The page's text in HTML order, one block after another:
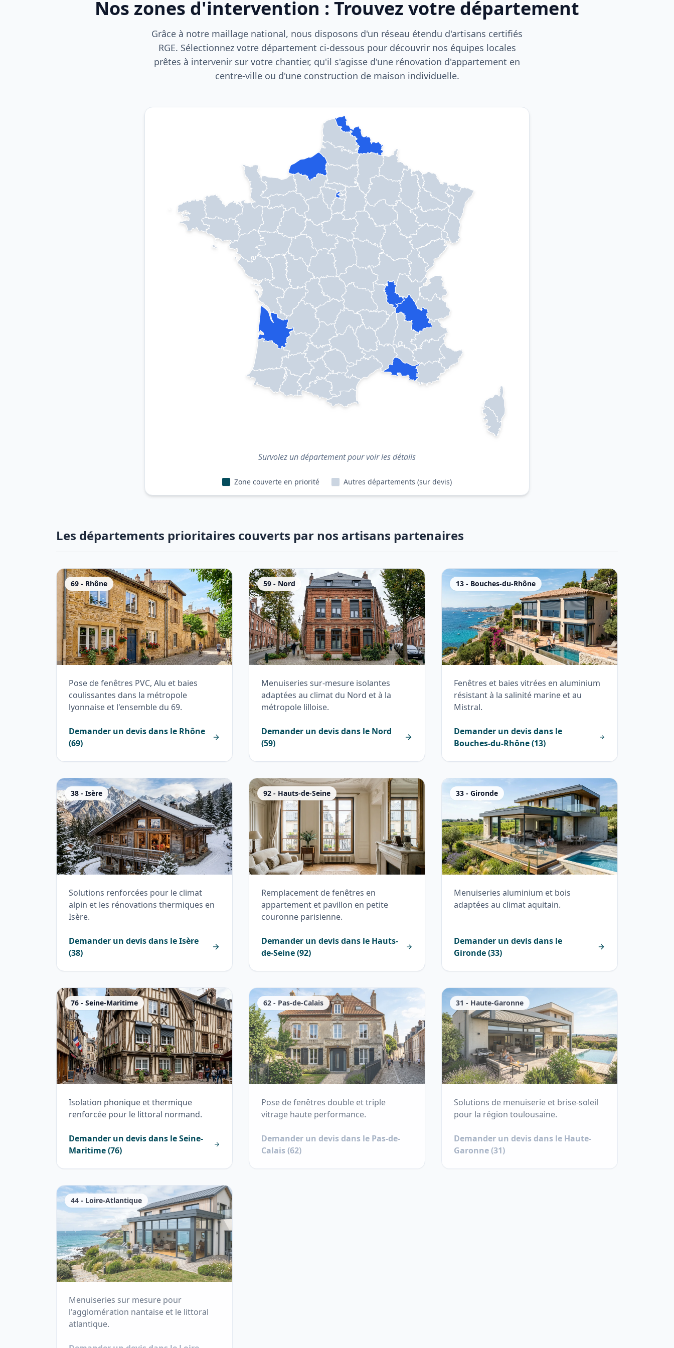
Nos zones d'intervention : Trouvez votre département
Grâce à notre maillage national, nous disposons d'un réseau étendu d'artisans certifiés
RGE. Sélectionnez votre département ci-dessous pour découvrir nos équipes locales
prêtes à intervenir sur votre chantier, qu'il s'agisse d'une rénovation d'appartement en
centre-ville ou d'une construction de maison individuelle.
Survolez un département pour voir les détails
Zone couverte en priorité Autres départements (sur devis)
Les départements prioritaires couverts par nos artisans partenaires
69 - Rhône
Pose de fenêtres PVC, Alu et baies
coulissantes dans la métropole
lyonnaise et l'ensemble du 69.
Demander un devis dans le Rhône
(69)
59 - Nord
Menuiseries sur-mesure isolantes
adaptées au climat du Nord et à la
métropole lilloise.
Demander un devis dans le Nord
(59)
13 - Bouches-du-Rhône
Fenêtres et baies vitrées en aluminium
résistant à la salinité marine et au
Mistral.
Demander un devis dans le
Bouches-du-Rhône(13)
38 - Isère
Solutions renforcées pour le climat
alpin et les rénovations thermiques en
Isère.
Demander un devis dans leIsère
(38)
92 - Hauts-de-Seine
Remplacement de fenêtres en
appartement et pavillon en petite
couronne parisienne.
Demander un devis dans le Hauts-
de-Seine(92)
33 - Gironde
Menuiseries aluminium et bois
adaptées au climat aquitain.
Demander un devis dans le
Gironde(33)
76 - Seine-Maritime
Isolation phonique et thermique
renforcée pour le littoral normand.
Demander un devis dans leSeine-
Maritime(76)
62 - Pas-de-Calais
Pose de fenêtres double et triple
vitrage haute performance.
Demander un devis dans le Pas-de-
Calais(62)
31 - Haute-Garonne
Solutions de menuiserie et brise-soleil
pour la région toulousaine.
Demander un devis dans le Haute-
Garonne(31)
44 - Loire-Atlantique
Menuiseries sur mesure pour
l'agglomération nantaise et le littoral
atlantique.